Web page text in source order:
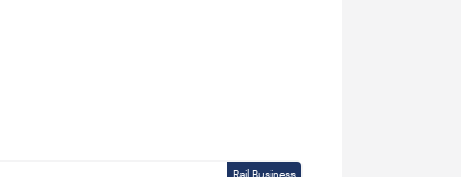
Rail Business